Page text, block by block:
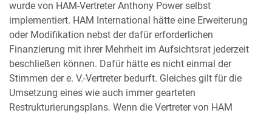
wurde von HAM-Vertreter Anthony Power selbst
implementiert. HAM International hätte eine Erweiterung
oder Modifikation nebst der dafür erforderlichen
Finanzierung mit ihrer Mehrheit im Aufsichtsrat jederzeit
beschließen können. Dafür hätte es nicht einmal der
Stimmen der e. V.-Vertreter bedurft. Gleiches gilt für die
Umsetzung eines wie auch immer gearteten
Restrukturierungsplans. Wenn die Vertreter von HAM